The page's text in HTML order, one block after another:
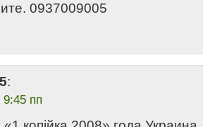
0937009005
:
9:45 пп